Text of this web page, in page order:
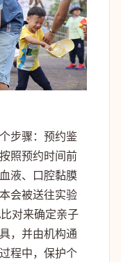
步骤：预约鉴
照预约时间前
液、口腔黏膜
会被送往实验
对来确定亲子
，并由机构通
程中，保护个